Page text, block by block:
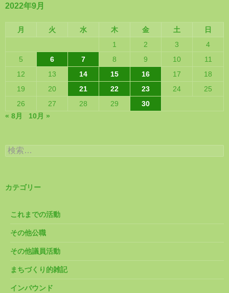
2022年9月
月 火 水 木 金 土
日
1
2 3
4
5
6 7 8 9 10
11
12
13 14 15 16 17
18
19
20 21 22 23 24
25
26
27 28 29
30
« 8月
10月 »
検
索:
カテゴリー
これまでの活動
その他公職
その他議員活動
まちづくり的雑記
インバウンド